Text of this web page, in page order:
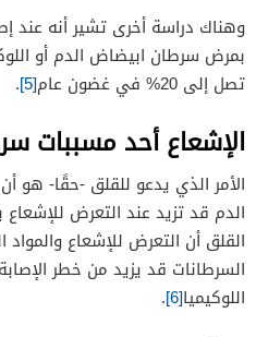
وهناك دراسة أخرى تشير أنه عند
بمرض سرطان ابيضاض الدم أو
تصل إلى 20% في غضون عام
[5]
.
الإشعاع أحد مسببات
الأمر الذي يدعو للقلق -حقًا- هو
الدم قد تزيد عند التعرض
القلق أن التعرض للإشعاع والمواد
السرطانات قد يزيد من خطر
اللوكيميا[6]
.